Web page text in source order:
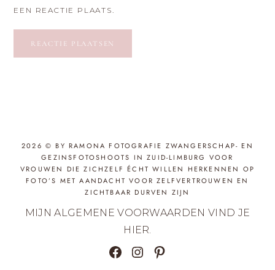
EEN REACTIE PLAATS.
2026 © BY RAMONA FOTOGRAFIE ZWANGERSCHAP- EN
GEZINSFOTOSHOOTS IN ZUID-LIMBURG VOOR
VROUWEN DIE ZICHZELF ÉCHT WILLEN HERKENNEN OP
FOTO’S MET AANDACHT VOOR ZELFVERTROUWEN EN
ZICHTBAAR DURVEN ZIJN
MIJN ALGEMENE VOORWAARDEN VIND JE
HIER.
FACEBOOK
INSTAGRAM
PINTEREST